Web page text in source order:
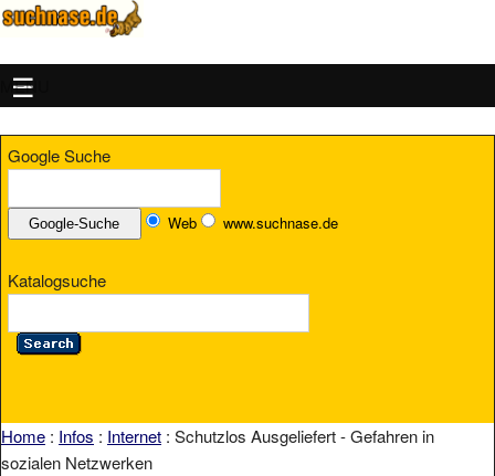
MENU
Google Suche
Web www.suchnase.de
Katalogsuche
Home : Infos : Internet : Schutzlos Ausgeliefert - Gefahren in
sozialen Netzwerken